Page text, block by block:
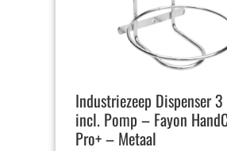
Industriezeep Dispenser
incl. Pomp – Fayon
Pro+ – Metaal